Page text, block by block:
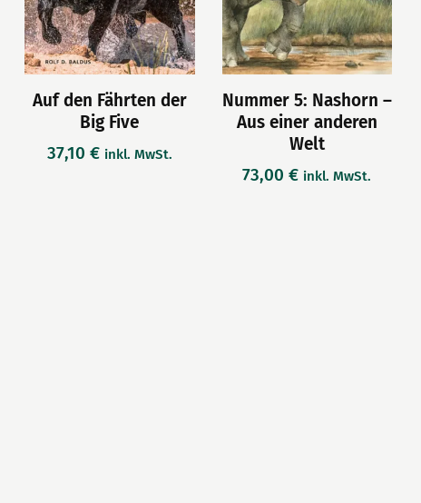
Auf den Fährten der
Big Five
37,10 € inkl. MwSt.
Nummer 5: Nashorn –
Aus einer anderen
Welt
73,00€ inkl. MwSt.